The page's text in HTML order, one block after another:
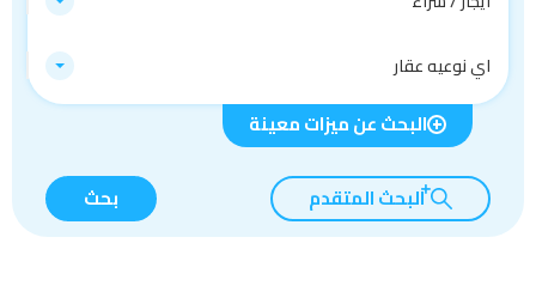
اي نوعيه عقار
البحث عن ميزات معينة
البحث المتقدم بحث